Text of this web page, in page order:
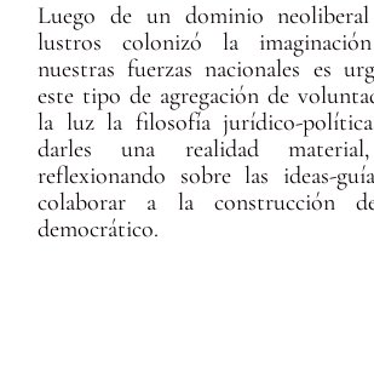
Luego de un dominio
lustros colonizó la
nuestras fuerzas nacionales es
este tipo de agregación de
la luz la filosofía jurídico-
darles una realidad
reflexionando sobre las ideas-
colaborar a la construcción
democrático.